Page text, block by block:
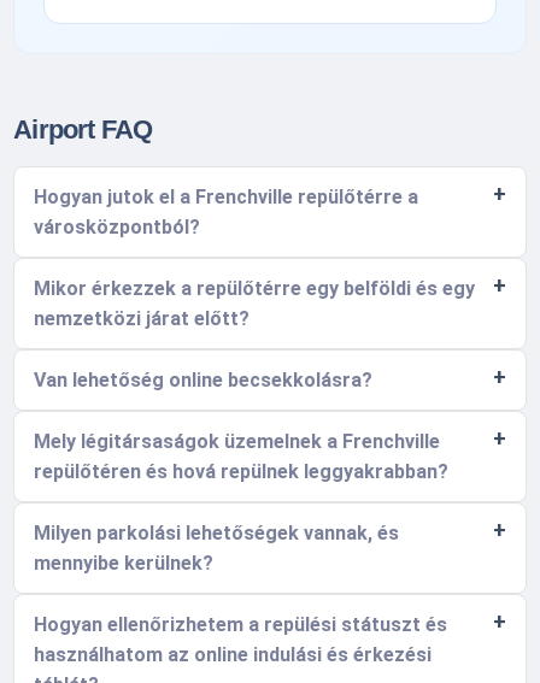
Airport FAQ
Hogyan jutok el a Frenchville repülőtérre a
városközpontból?
Mikor érkezzek a repülőtérre egy belföldi és egy
nemzetközi járat előtt?
Van lehetőség online becsekkolásra?
Mely légitársaságok üzemelnek a Frenchville
repülőtéren és hová repülnek leggyakrabban?
Milyen parkolási lehetőségek vannak, és
mennyibe kerülnek?
Hogyan ellenőrizhetem a repülési státuszt és
használhatom az online indulási és érkezési